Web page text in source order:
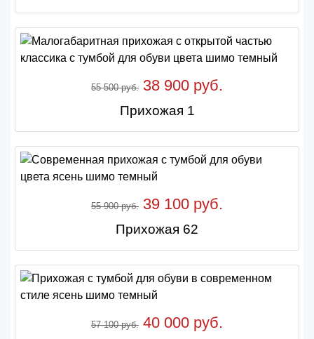
55 500 руб. 38 900 руб.
Прихожая 1
55 900 руб. 39 100 руб.
Прихожая 62
57 100 руб. 40 000 руб.